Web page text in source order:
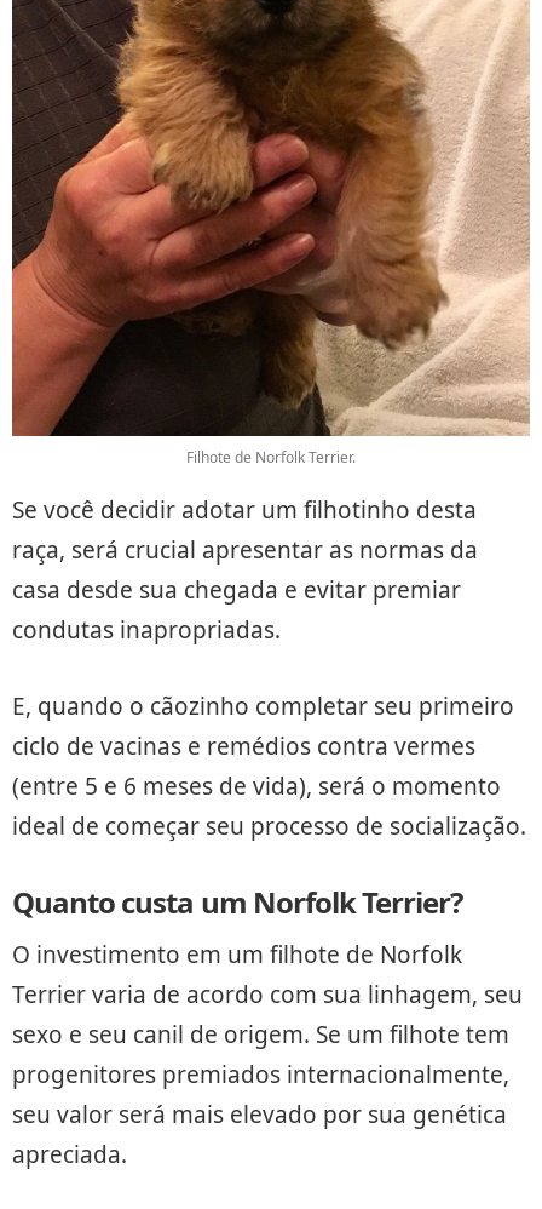
Filhote de Norfolk Terrier.
Se você decidir adotar um filhotinho desta
raça, será crucial apresentar as normas da
casa desde sua chegada e evitar premiar
condutas inapropriadas.
E, quando o cãozinho completar seu primeiro
ciclo de vacinas e remédios contra vermes
(entre 5 e 6 meses de vida), será o momento
ideal de começar seu processo de socialização.
Quanto custa um Norfolk Terrier?
O investimento em um filhote de Norfolk
Terrier varia de acordo com sua linhagem, seu
sexo e seu canil de origem. Se um filhote tem
progenitores premiados internacionalmente,
seu valor será mais elevado por sua genética
apreciada.